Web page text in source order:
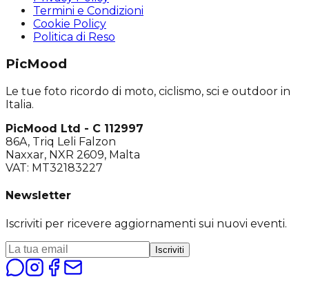
Termini e Condizioni
Cookie Policy
Politica di Reso
PicMood
Le tue foto ricordo di moto, ciclismo, sci e outdoor in
Italia.
PicMood Ltd - C 112997
86A, Triq Leli Falzon
Naxxar, NXR 2609, Malta
VAT: MT32183227
Newsletter
Iscriviti per ricevere aggiornamenti sui nuovi eventi.
Iscriviti